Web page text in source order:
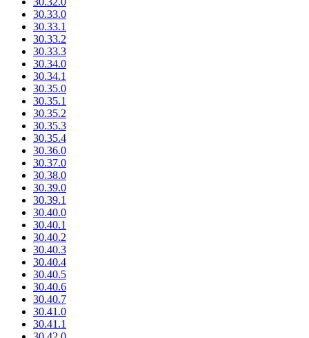
30.33.0
30.33.1
30.33.2
30.33.3
30.34.0
30.34.1
30.35.0
30.35.1
30.35.2
30.35.3
30.35.4
30.36.0
30.37.0
30.38.0
30.39.0
30.39.1
30.40.0
30.40.1
30.40.2
30.40.3
30.40.4
30.40.5
30.40.6
30.40.7
30.41.0
30.41.1